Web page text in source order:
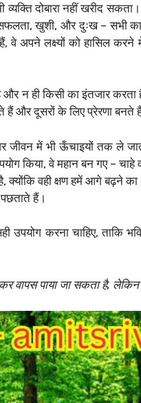
दोबारा नहीं खरीद
खुशी, और दुःख – सभी का
अपने लक्ष्यों को हासिल करने
न ही किसी का इंतजार करता
और दूसरों के लिए प्रेरणा बनते
जीवन में भी ऊँचाइयों तक ले
किया, वे महान बन गए – चाहे
है, क्योंकि वही क्षण हमें आगे
हैं।
करना चाहिए, ताकि
वापस पाया जा सकता है,